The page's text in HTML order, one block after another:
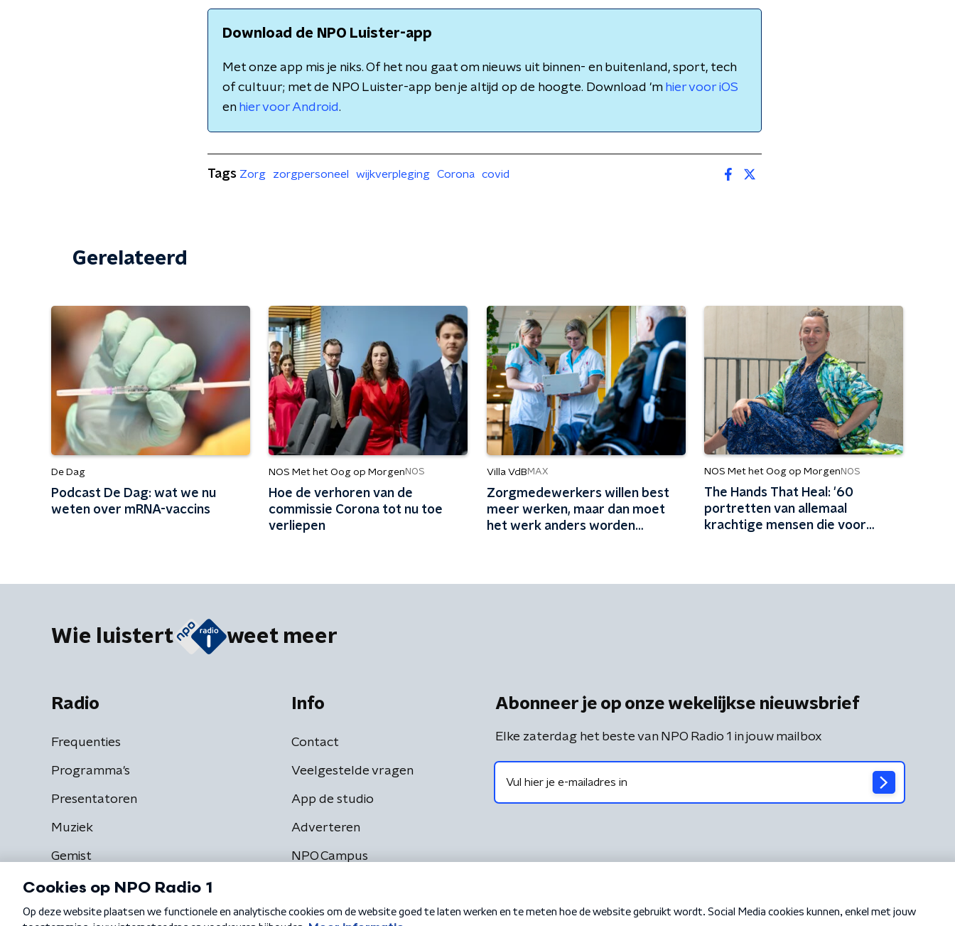
Download de NPO Luister-app
Met onze app mis je niks. Of het nou gaat om nieuws uit binnen- en buitenland, sport, tech
of cultuur; met de NPO Luister-app ben je altijd op de hoogte. Download 'm hier voor iOS
en hier voor Android.
Tags Zorg zorgpersoneel wijkverpleging Corona covid
Gerelateerd
De Dag
Podcast De Dag: wat we nu
weten over mRNA-vaccins
NOS Met het Oog op Morgen NOS
Hoe de verhoren van de
commissie Corona tot nu toe
verliepen
Villa VdB MAX
Zorgmedewerkers willen best
meer werken, maar dan moet
het werk anders worden
NOS Met het Oog op Morgen NOS
The Hands That Heal: '60
portretten van allemaal
krachtige mensen die voor
Wie luistert weet meer
Radio
Frequenties
Programma's
Presentatoren
Muziek
Gemist
Info
Contact
Veelgestelde vragen
App de studio
Adverteren
NPO Campus
Abonneer je op onze wekelijkse nieuwsbrief
Elke zaterdag het beste van NPO Radio 1 in jouw mailbox